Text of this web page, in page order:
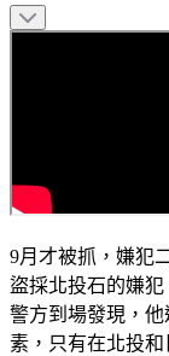
9月才被抓，嫌犯
盜採北投石的嫌
警方到場發現，他